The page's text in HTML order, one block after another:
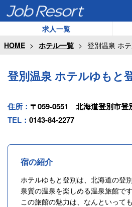
求人一覧
HOME
ホテル一覧 登別温泉 ホ
登別温泉 ホテルゆもと
住所： 〒059-0551 北海道登別市登
TEL： 0143-84-2277
宿の紹介
ホテルゆもと登別は、北海道の登
泉質の温泉を楽しめる温泉旅館です
この旅館の魅力は、なんといって